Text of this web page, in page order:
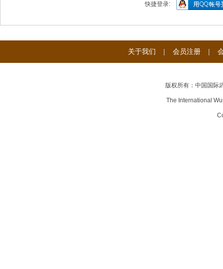
快捷登录:
关于我们 | 会员注册 |
版权所有：中国国际
The International